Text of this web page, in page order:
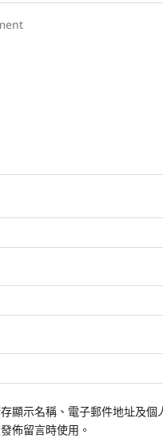
顯示名稱、電子郵件地址及個
佈留言時使用。